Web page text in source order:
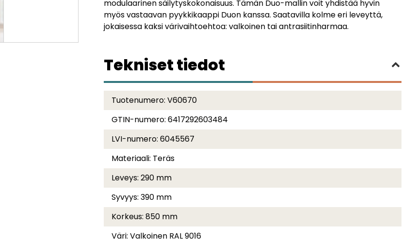
modulaarinen säilytyskokonaisuus. Tämän Duo-mallin voit yhdistää hyvin
myös vastaavan pyykkikaappi Duon kanssa. Saatavilla kolme eri leveyttä,
jokaisessa kaksi värivaihtoehtoa: valkoinen tai antrasiitinharmaa.
Tekniset tiedot
Tuotenumero: V60670
GTIN-numero: 6417292603484
LVI-numero: 6045567
Materiaali: Teräs
Leveys: 290 mm
Syvyys: 390 mm
Korkeus: 850 mm
Väri: Valkoinen RAL 9016